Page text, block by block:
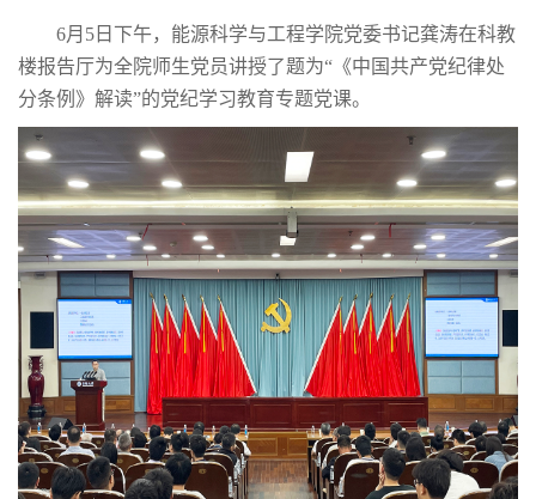
6月5日下午，能源科学与工程学院党委书记龚涛在科教
楼报告厅为全院师生党员讲授了题为“《中国共产党纪律处
分条例》解读”的党纪学习教育专题党课。